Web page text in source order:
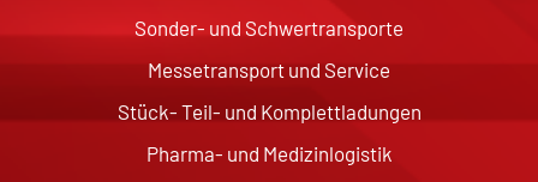
Sonder- und Schwertransporte
Messetransport und Service
Stück- Teil- und Komplettladungen
Pharma- und Medizinlogistik